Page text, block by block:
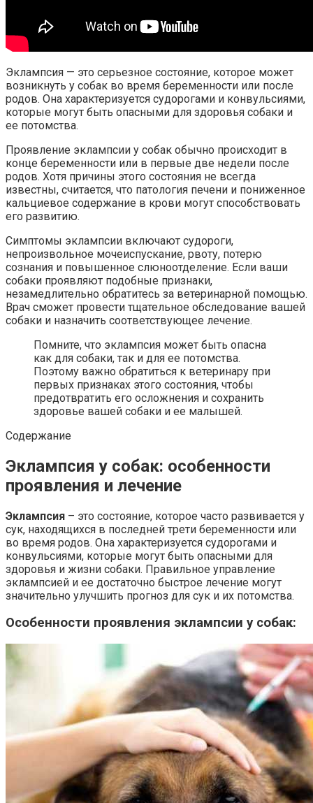
Эклампсия — это серьезное состояние, которое может
возникнуть у собак во время беременности или после
родов. Она характеризуется судорогами и конвульсиями,
которые могут быть опасными для здоровья собаки и
ее потомства.
Проявление эклампсии у собак обычно происходит в
конце беременности или в первые две недели после
родов. Хотя причины этого состояния не всегда
известны, считается, что патология печени и пониженное
кальциевое содержание в крови могут способствовать
его развитию.
Симптомы эклампсии включают судороги,
непроизвольное мочеиспускание, рвоту, потерю
сознания и повышенное слюноотделение. Если ваши
собаки проявляют подобные признаки,
незамедлительно обратитесь за ветеринарной помощью.
Врач сможет провести тщательное обследование вашей
собаки и назначить соответствующее лечение.
Помните, что эклампсия может быть опасна
как для собаки, так и для ее потомства.
Поэтому важно обратиться к ветеринару при
первых признаках этого состояния, чтобы
предотвратить его осложнения и сохранить
здоровье вашей собаки и ее малышей.
Содержание
Эклампсия у собак: особенности
проявления и лечение
Эклампсия – это состояние, которое часто развивается у
сук, находящихся в последней трети беременности или
во время родов. Она характеризуется судорогами и
конвульсиями, которые могут быть опасными для
здоровья и жизни собаки. Правильное управление
эклампсией и ее достаточно быстрое лечение могут
значительно улучшить прогноз для сук и их потомства.
Особенности проявления эклампсии у собак: